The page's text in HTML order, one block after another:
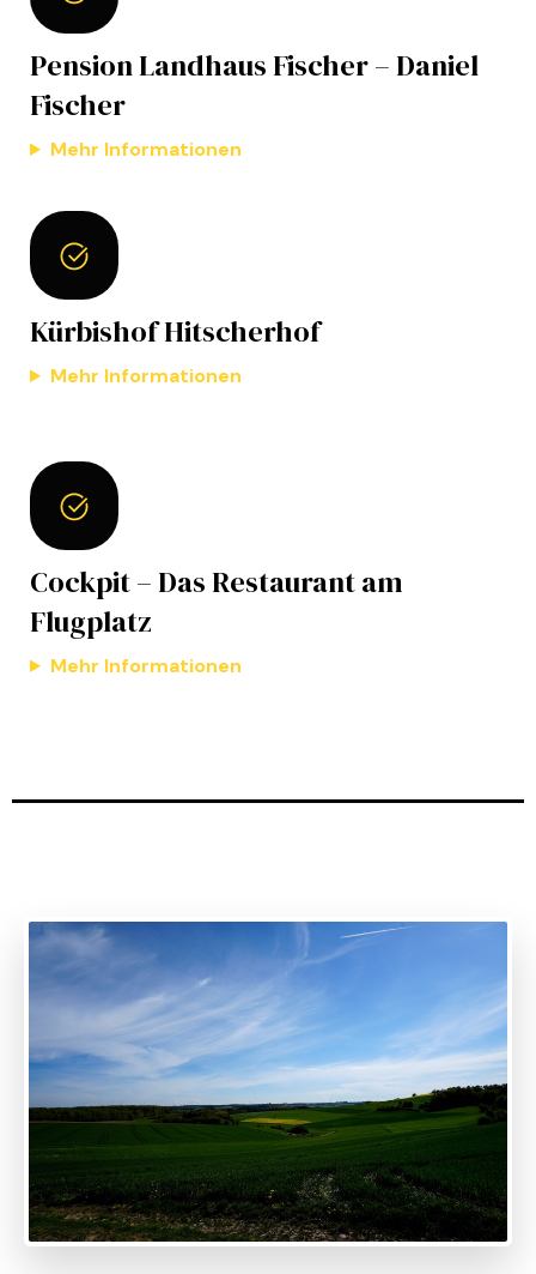
Pension Landhaus Fischer – Daniel
Fischer
Mehr Informationen
Kürbishof Hitscherhof
Mehr Informationen
Cockpit – Das Restaurant am
Flugplatz
Mehr Informationen